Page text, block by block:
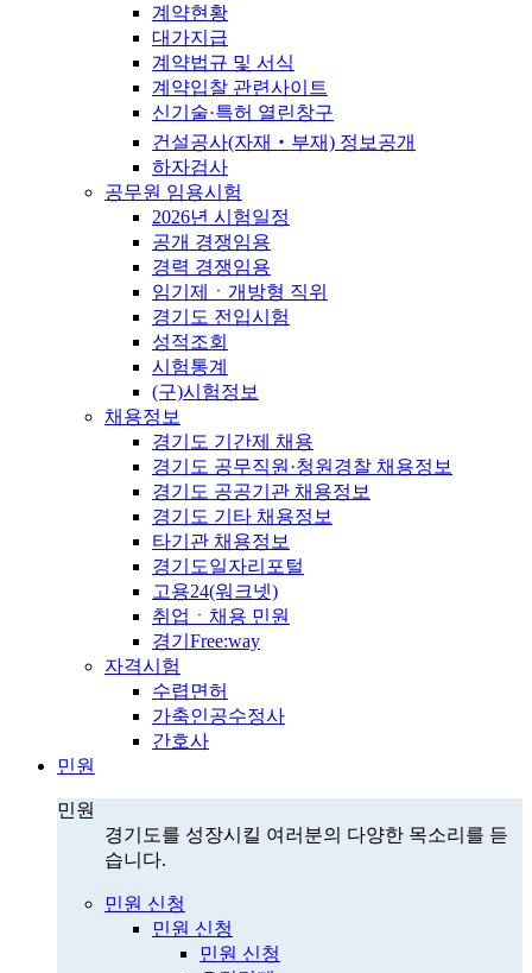
계약현황
대가지급
계약법규 및 서식
계약입찰 관련사이트
신기술·특허 열린창구
건설공사(자재‧부재) 정보공개
하자검사
공무원 임용시험
2026년 시험일정
공개 경쟁임용
경력 경쟁임용
임기제ㆍ개방형 직위
경기도 전입시험
성적조회
시험통계
(구)시험정보
채용정보
경기도 기간제 채용
경기도 공무직원·청원경찰 채용정보
경기도 공공기관 채용정보
경기도 기타 채용정보
타기관 채용정보
경기도일자리포털
고용24(워크넷)
취업ㆍ채용 민원
경기Free:way
자격시험
수렵면허
가축인공수정사
간호사
민원
민원
경기도를 성장시킬 여러분의 다양한 목소리를 듣
습니다.
민원 신청
민원 신청
민원 신청